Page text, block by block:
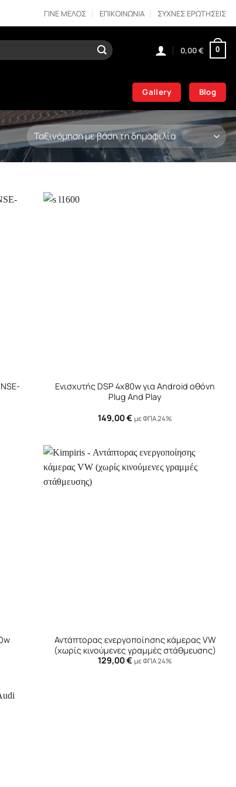
ΓΙΝΕ ΜΕΛΟΣ ΕΠΙΚΟΙΝΩΝΙΑ ΣΥΧΝΕΣ ΕΡΩΤΗΣΕΙΣ
0,00€ 0
Gallery Blog
Ενισχυτής DSP 4x80w για Android οθόνη
Plug And Play
149,00€ με ΦΠΑ 24%
Αντάπτορας ενεργοποίησης κάμερας VW
(χωρίς κινούμενες γραμμές στάθμευσης)
129,00€ με ΦΠΑ 24%